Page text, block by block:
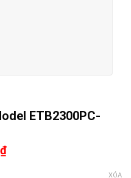
ETB2300PC-
₫
XÓA